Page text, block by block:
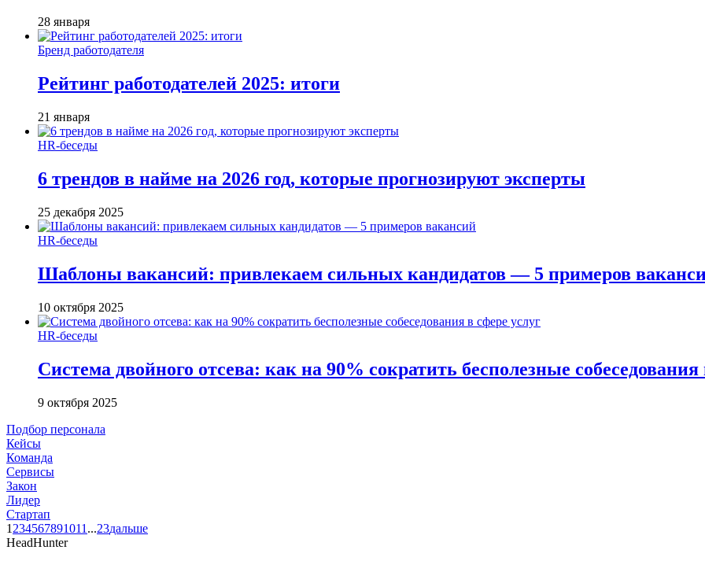
28 января
Бренд работодателя
Рейтинг работодателей 2025: итоги
21 января
HR-беседы
6 трендов в найме на 2026 год, которые прогнозируют эксперты
25 декабря 2025
HR-беседы
Шаблоны вакансий: привлекаем сильных кандидатов — 5 примеров
10 октября 2025
HR-беседы
Система двойного отсева: как на 90% сократить бесполезные собеседования
9 октября 2025
Подбор персонала
Кейсы
Команда
Сервисы
Закон
Лидер
Стартап
1 234567891011 ...23дальше
HeadHunter